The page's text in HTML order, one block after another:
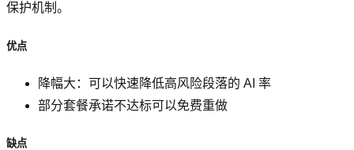
保护机制。
优点
降幅大：可以快速降低高风险段落的 AI 率
部分套餐承诺不达标可以免费重做
缺点